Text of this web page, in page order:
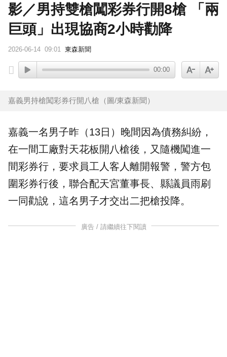
下載東森App，隨時掌握天下大小事！
影／男持雙槍闖彩券行開8槍 「兩
巨頭」出現協商2小時勸降
2026-06-14 09:01 東森新聞
00:00
嘉義男持槍闖彩券行開八槍（圖/東森新聞）
嘉義一名男子昨（13日）晚間因為債務糾紛，
在一間工廠對天花板開八槍後，又隨機闖進一
間彩券行，要求員工人客人離開報警，警方包
圍彩券行後，聯合配天宮董事長、縣議員雨刷
一同勸說，這名男子才交出二把槍投降。
廣告 / 請繼續往下閱讀